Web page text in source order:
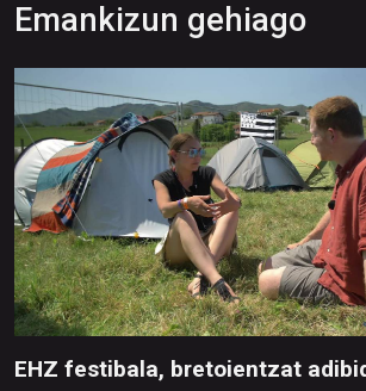
Emankizun gehiago
EHZ festibala, bretoientzat